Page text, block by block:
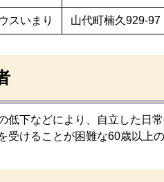
スいまり 山代町楠久929-97
低下などにより、自立した日
受けることが困難な60歳以上